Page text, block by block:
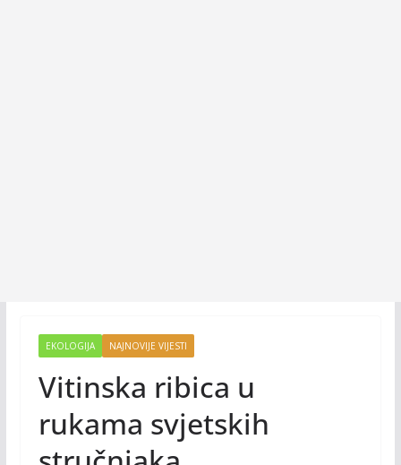
EKOLOGIJA NAJNOVIJE VIJESTI
Vitinska ribica u
rukama svjetskih